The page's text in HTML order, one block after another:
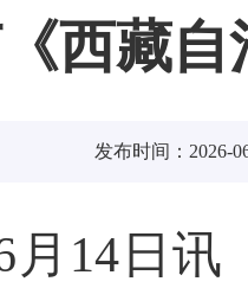
西藏
发布时间：2026-
月14日